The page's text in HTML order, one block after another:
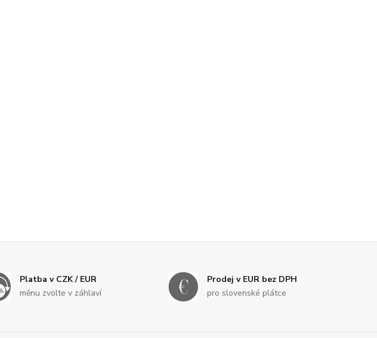
Platba v CZK / EUR
měnu zvolte v záhlaví
Prodej v EUR bez DPH
pro slovenské plátce